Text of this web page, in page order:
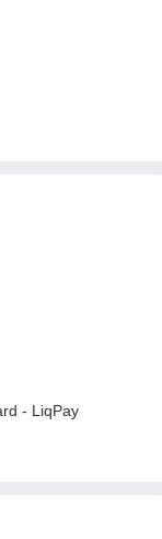
- LiqPay